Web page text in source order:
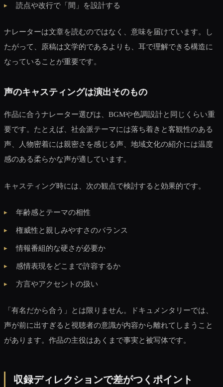
読点や改行で「間」を設計する
ナレーターは文章を読むのではなく、意味を届けています。し
たがって、原稿は文学的であるよりも、耳で理解できる構造に
なっていることが重要です。
声のキャスティングは演出そのもの
作品に合うナレーター選びは、BGMや色調設計と同じくらい重
要です。たとえば、社会派テーマには落ち着きと客観性のある
声、人物密着には親密さを感じる声、地域文化の紹介には温度
感のある柔らかな声が適しています。
キャスティング時には、次の観点で検討すると効果的です。
年齢感とテーマの相性
権威性と親しみやすさのバランス
情報番組的な硬さが必要か
感情表現をどこまで許容するか
方言やアクセントの扱い
「有名だから合う」とは限りません。ドキュメンタリーでは、
声が前に出すぎると視聴者の意識が内容から離れてしまうこと
があります。作品の主役はあくまで事実と被写体です。
収録ディレクションで差がつくポイント